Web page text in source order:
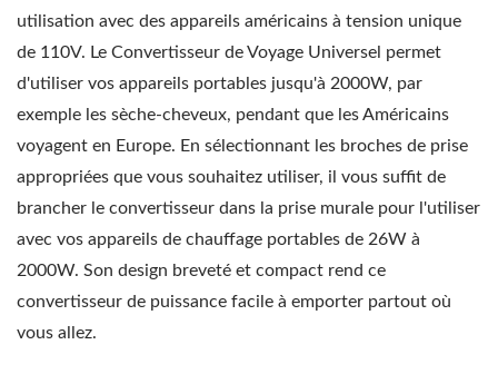
utilisation avec des appareils américains à tension unique
de 110V. Le Convertisseur de Voyage Universel permet
d'utiliser vos appareils portables jusqu'à 2000W, par
exemple les sèche-cheveux, pendant que les Américains
voyagent en Europe. En sélectionnant les broches de prise
appropriées que vous souhaitez utiliser, il vous suffit de
brancher le convertisseur dans la prise murale pour l'utiliser
avec vos appareils de chauffage portables de 26W à
2000W. Son design breveté et compact rend ce
convertisseur de puissance facile à emporter partout où
vous allez.